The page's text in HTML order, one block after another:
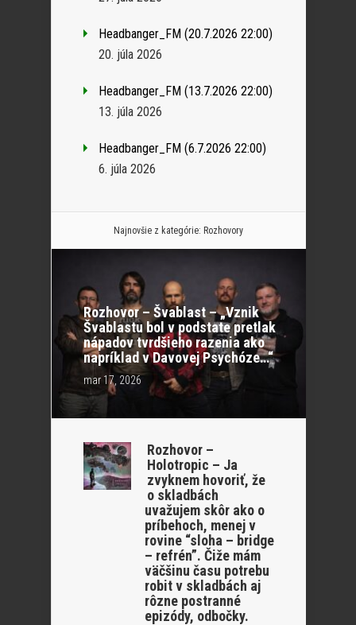
Headbanger_FM (20.7.2026 22:00)
20. júla 2026
Headbanger_FM (13.7.2026 22:00)
13. júla 2026
Headbanger_FM (6.7.2026 22:00)
6. júla 2026
Najnovšie z kategórie: Rozhovory
Rozhovor – Švablast – „Vznik
Švablastu bol v podstate pretlak
nápadov tvrdšieho razenia ako
napríklad v Davovej Psychóze…“
mar 17, 2026
Rozhovor –
Holotropic – Ja
zvyknem hovoriť, že
o skladbách
uvažujem skôr ako o
príbehoch, menej v
rovine “sloha – bridge
– refrén”. Čiže mám
väčšinu času potrebu
robit v skladbách aj
rôzne postranné
epizódy, odbočky.